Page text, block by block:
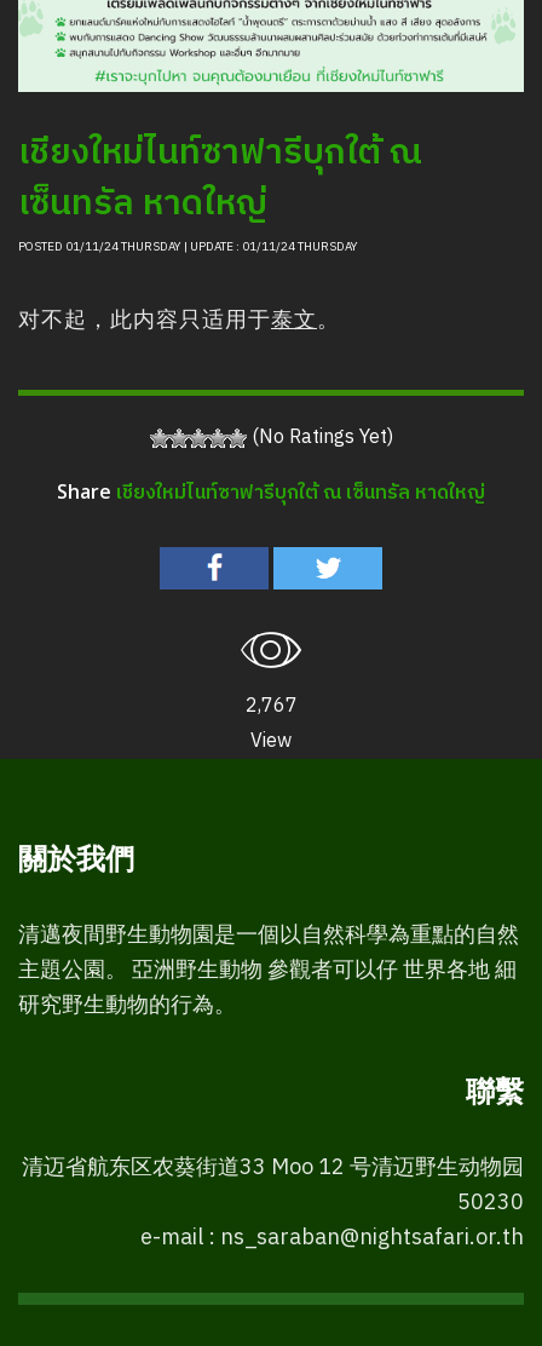
เชียงใหม่ไนท์ซาฟารีบุกใต้ ณ
เซ็นทรัล หาดใหญ่
POSTED 01/11/24 THURSDAY | UPDATE : 01/11/24 THURSDAY
对不起，此内容只适用于泰文。
(No Ratings Yet)
Share เชียงใหม่ไนท์ซาฟารีบุกใต้ ณ เซ็นทรัล หาดใหญ่
2,767
View
關於我們
清邁夜間野生動物園是一個以自然科學為重點的自然
主題公園。 亞洲野生動物 參觀者可以仔 世界各地 細
研究野生動物的行為。
聯繫
清迈省航东区农葵街道33 Moo 12 号清迈野生动物园
50230
e-mail : ns_saraban@nightsafari.or.th